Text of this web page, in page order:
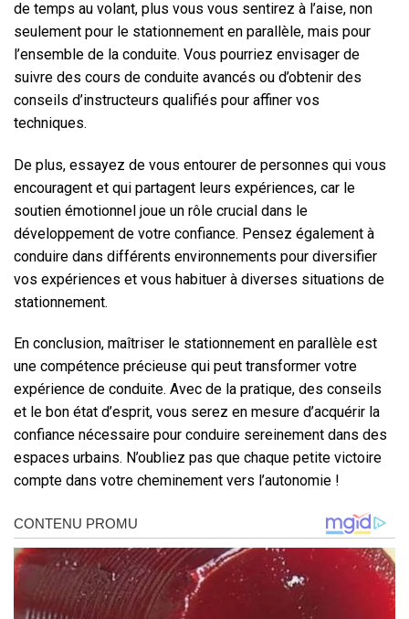
de temps au volant, plus vous vous sentirez à l’aise, non
seulement pour le stationnement en parallèle, mais pour
l’ensemble de la conduite. Vous pourriez envisager de
suivre des cours de conduite avancés ou d’obtenir des
conseils d’instructeurs qualifiés pour affiner vos
techniques.
De plus, essayez de vous entourer de personnes qui vous
encouragent et qui partagent leurs expériences, car le
soutien émotionnel joue un rôle crucial dans le
développement de votre confiance. Pensez également à
conduire dans différents environnements pour diversifier
vos expériences et vous habituer à diverses situations de
stationnement.
En conclusion, maîtriser le stationnement en parallèle est
une compétence précieuse qui peut transformer votre
expérience de conduite. Avec de la pratique, des conseils
et le bon état d’esprit, vous serez en mesure d’acquérir la
confiance nécessaire pour conduire sereinement dans des
espaces urbains. N’oubliez pas que chaque petite victoire
compte dans votre cheminement vers l’autonomie !